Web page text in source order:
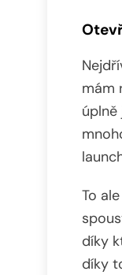
mám
To
díky
díky